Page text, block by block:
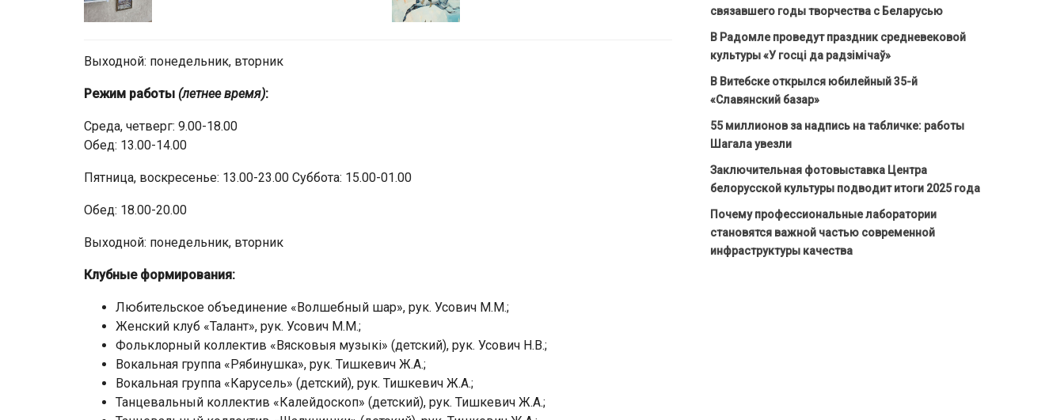
Выходной: понедельник, вторник
Режим работы (летнее время):
Среда, четверг: 9.00-18.00
Обед: 13.00-14.00
Пятница, воскресенье: 13.00-23.00 Суббота: 15.00-01.00
Обед: 18.00-20.00
Выходной: понедельник, вторник
Клубные формирования:
Любительское объединение «Волшебный шар», рук. Усович М.М.;
Женский клуб «Талант», рук. Усович М.М.;
Фольклорный коллектив «Вясковыя музыкі» (детский), рук. Усович Н.В.;
Вокальная группа «Рябинушка», рук. Тишкевич Ж.А.;
Вокальная группа «Карусель» (детский), рук. Тишкевич Ж.А.;
Танцевальный коллектив «Калейдоскоп» (детский), рук. Тишкевич Ж.А.;
связавшего годы творчества с Беларусью
В Радомле проведут праздник средневековой
культуры «У госці да радзімічаў»
В Витебске открылся юбилейный 35-й
«Славянский базар»
55 миллионов за надпись на табличке: работы
Шагала увезли
Заключительная фотовыставка Центра
белорусской культуры подводит итоги 2025 года
Почему профессиональные лаборатории
становятся важной частью современной
инфраструктуры качества